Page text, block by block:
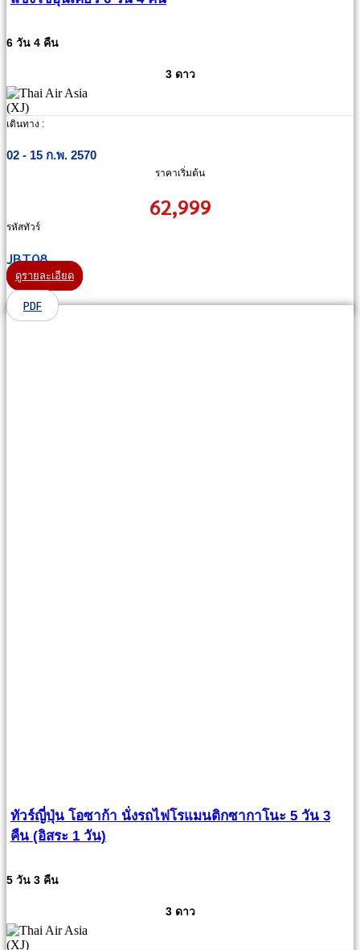
6 วัน 4 คืน
3 ดาว
เดินทาง :
02 - 15 ก.พ. 2570
ราคาเริ่มต้น
62,999
รหัสทัวร์
JBT08
ดูรายละเอียด
PDF
ทัวร์ญี่ปุ่น โอซาก้า นั่งรถไฟโรแมนติกซากาโนะ 5 วัน 3
คืน (อิสระ 1 วัน)
5 วัน 3 คืน
3 ดาว